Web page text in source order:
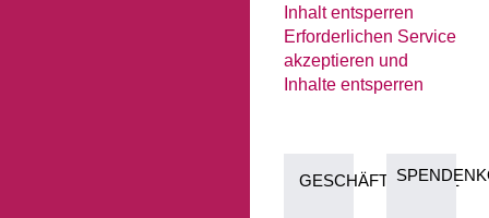
Inhalt entsperren
Erforderlichen Service
akzeptieren und
Inhalte entsperren
GESCHÄFTSSTELLE